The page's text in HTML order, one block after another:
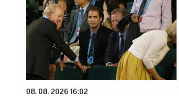
08. 08. 2026 16:02